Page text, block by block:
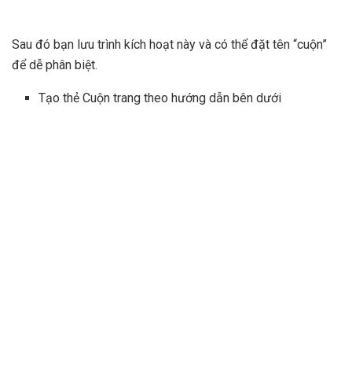
Sau đó bạn lưu trình kích hoạt này và có thể đặt tên “cuộn”
để dễ phân biệt.
Tạo thẻ Cuộn trang theo hướng dẫn bên dưới